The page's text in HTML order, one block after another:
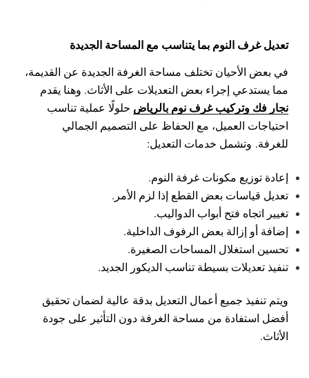
تعديل غرف النوم بما يتناسب مع المساحة الجديدة
في بعض الأحيان تختلف مساحة الغرفة الجديدة عن القديمة،
مما يستدعي إجراء بعض التعديلات على الأثاث. وهنا يقدم
نجار فك وتركيب غرف نوم بالرياض حلولًا عملية تناسب
احتياجات العميل، مع الحفاظ على التصميم الجمالي
للغرفة. وتشمل خدمات التعديل:
إعادة توزيع مكونات غرفة النوم.
تعديل قياسات بعض القطع إذا لزم الأمر.
تغيير اتجاه فتح أبواب الدواليب.
إضافة أو إزالة بعض الرفوف الداخلية.
تحسين استغلال المساحات الصغيرة.
تنفيذ تعديلات بسيطة تناسب الديكور الجديد.
ويتم تنفيذ جميع أعمال التعديل بدقة عالية لضمان تحقيق
أفضل استفادة من مساحة الغرفة دون التأثير على جودة
الأثاث.